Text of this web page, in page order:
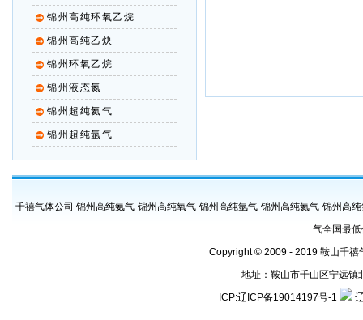
锦州高纯环氧乙烷
锦州高纯乙炔
锦州环氧乙烷
锦州液态氮
锦州超纯氦气
锦州超纯氩气
千禧气体公司 锦州高纯氨气-锦州高纯氧气-锦州高纯氩气-锦州高纯氦气-锦州高
气全国最
Copyright © 2009 - 2019 鞍山千禧
地址：鞍山市千山区宁远
ICP:辽ICP备19014197号-1